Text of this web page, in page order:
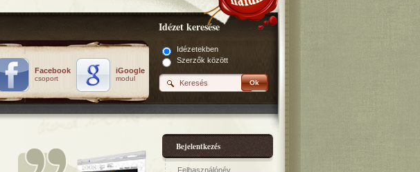
Facebook
csoport
iGoogle
modul
Idézet keresése
Idézetekben
Szerzők között
Ok
Bejelentkezés
Felhasználónév